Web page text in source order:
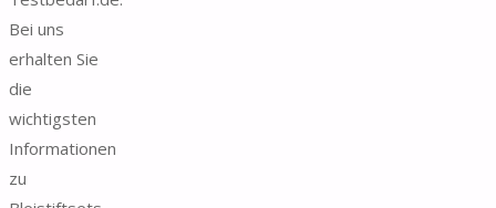
Bei uns
erhalten Sie
die
wichtigsten
Informationen
zu